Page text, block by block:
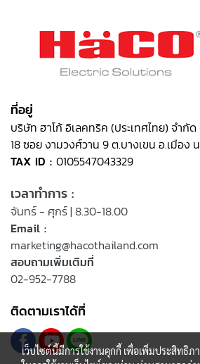
ที่อยู่
บริษัท ฮาโก้ อิเลคทริค (ประเทศไทย) จำกั
18 ซอย งามวงศ์วาน 9 ต.บางเขน อ.เมือง
TAX ID : 0105547043329
เวลาทำการ :
จันทร์ - ศุกร์ | 8.30-18.00
Email :
marketing@hacothailand.com
สอบถามเพิ่มเติมที่
02-952-7788
ติดตามเราได้ที่
เว็บไซต์นี้มีการใช้งานคุกกี้ เพื่อเพิ่มประสิทธิ